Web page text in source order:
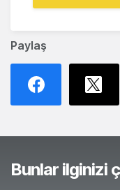
Paylaş
Bunlar ilginizi